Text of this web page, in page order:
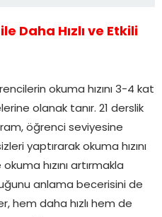
Daha Hızlı ve Etkili
okuma hızını 3-4 kat
olanak tanır. 21 derslik
öğrenci seviyesine
yaptırarak okuma hızını
hızını artırmakla
anlama becerisini de
hem daha hızlı hem de